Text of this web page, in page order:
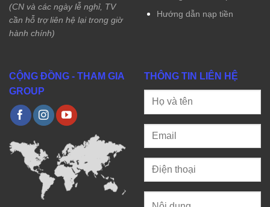
(CN và các ngày lễ nghỉ, TV
cần hỗ trợ liên hệ lại trong giờ
hành chính)
Hướng dẫn nạp tiền
CỘNG ĐỒNG - THAM GIA
GROUP
THÔNG TIN LIÊN HỆ